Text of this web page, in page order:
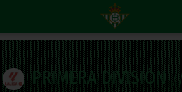
PRIMERA DIVISIÓN//